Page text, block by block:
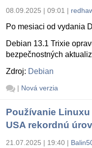
08.09.2025 | 09:01 |
Po mesiaci od vydania
Debian 13.1 Trixie
bezpečnostných
Zdroj: Debian
| Nová verzia
Používanie
USA rekordnú
21.07.2025 | 19:40 |